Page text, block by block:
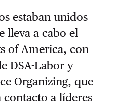
estaban unidos
lleva a cabo el
of America, con
DSA-Labor y
Organizing, que
a líderes